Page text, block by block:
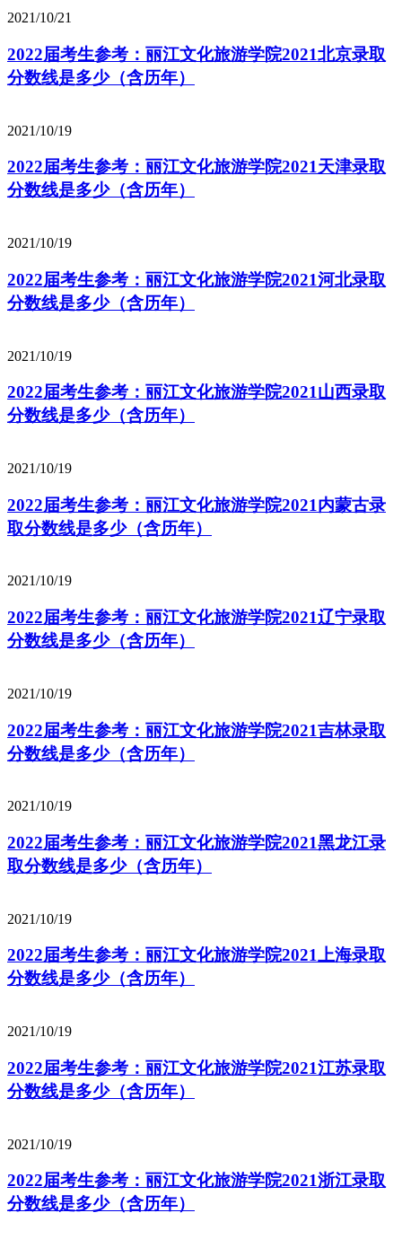
2021/10/21
2022届考生参考：丽江文化旅游学院2021北京录取
分数线是多少（含历年）
2021/10/19
2022届考生参考：丽江文化旅游学院2021天津录取
分数线是多少（含历年）
2021/10/19
2022届考生参考：丽江文化旅游学院2021河北录取
分数线是多少（含历年）
2021/10/19
2022届考生参考：丽江文化旅游学院2021山西录取
分数线是多少（含历年）
2021/10/19
2022届考生参考：丽江文化旅游学院2021内蒙古录
取分数线是多少（含历年）
2021/10/19
2022届考生参考：丽江文化旅游学院2021辽宁录取
分数线是多少（含历年）
2021/10/19
2022届考生参考：丽江文化旅游学院2021吉林录取
分数线是多少（含历年）
2021/10/19
2022届考生参考：丽江文化旅游学院2021黑龙江录
取分数线是多少（含历年）
2021/10/19
2022届考生参考：丽江文化旅游学院2021上海录取
分数线是多少（含历年）
2021/10/19
2022届考生参考：丽江文化旅游学院2021江苏录取
分数线是多少（含历年）
2021/10/19
2022届考生参考：丽江文化旅游学院2021浙江录取
分数线是多少（含历年）